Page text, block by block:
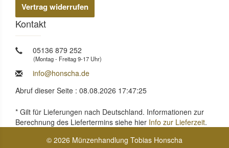
Vertrag widerrufen
Kontakt
05136 879 252
(Montag - Freitag 9-17 Uhr)
info@honscha.de
Abruf dieser Seite : 08.08.2026 17:47:25
* Gilt für Lieferungen nach Deutschland. Informationen zur
Berechnung des Liefertermins siehe hier Info zur Lieferzeit.
© 2026 Münzenhandlung Tobias Honscha